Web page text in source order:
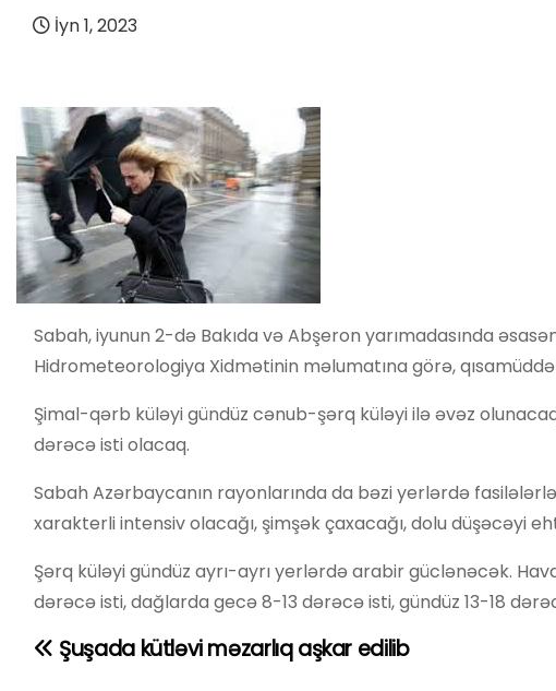
İyn 1, 2023
Sabah, iyunun 2-də Bakıda və Abşeron yarımadasında
Hidrometeorologiya Xidmətinin məlumatına görə,
Şimal-qərb küləyi gündüz cənub-şərq küləyi ilə əvəz
dərəcə isti olacaq.
Sabah Azərbaycanın rayonlarında da bəzi yerlərdə
xarakterli intensiv olacağı, şimşək çaxacağı, dolu düşəcəyi
Şərq küləyi gündüz ayrı-ayrı yerlərdə arabir güclənəcək.
dərəcə isti, dağlarda gecə 8-13 dərəcə isti, gündüz 13-18
Y Şuşada kütləvi məzarlıq aşkar edilib